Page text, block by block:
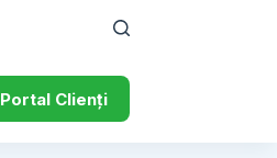
Portal Clienți